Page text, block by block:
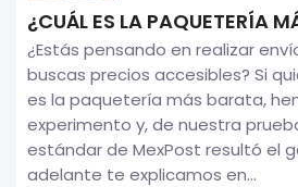
¿CUÁL ES LA PAQUETERÍA
¿Estás pensando en realizar
buscas precios accesibles? Si
es la paquetería más barata,
experimento y, de nuestra
estándar de MexPost resultó el
adelante te explicamos en...